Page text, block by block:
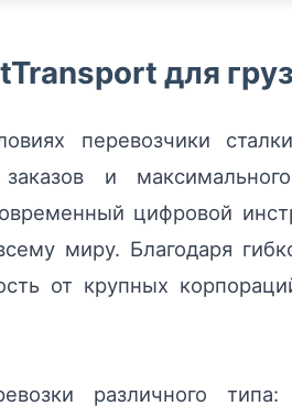
для
перевозчики
и
цифровой
миру. Благодаря
от крупных
различного